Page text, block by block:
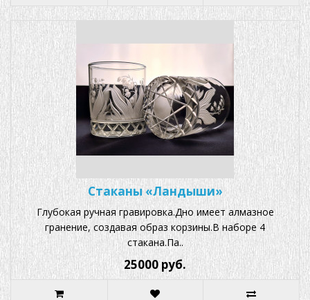
Стаканы «Ландыши»
Глубокая ручная гравировка.Дно имеет алмазное
гранение, создавая образ корзины.В наборе 4
стакана.Па..
25000 руб.